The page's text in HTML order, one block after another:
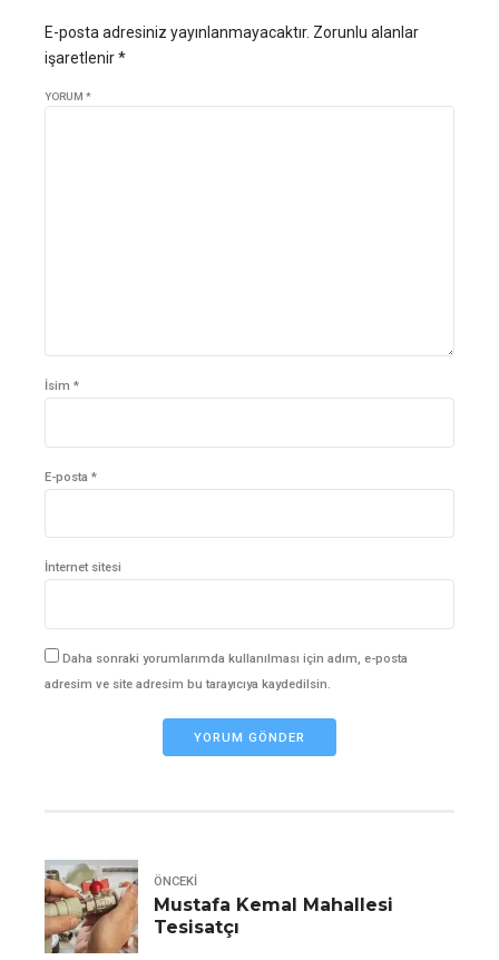
E-posta adresiniz yayınlanmayacaktır. Zorunlu alanlar
işaretlenir *
YORUM *
İsim *
E-posta *
İnternet sitesi
Daha sonraki yorumlarımda kullanılması için adım, e-posta
adresim ve site adresim bu tarayıcıya kaydedilsin.
YORUM GÖNDER
ÖNCEKI
Mustafa Kemal Mahallesi
Tesisatçı